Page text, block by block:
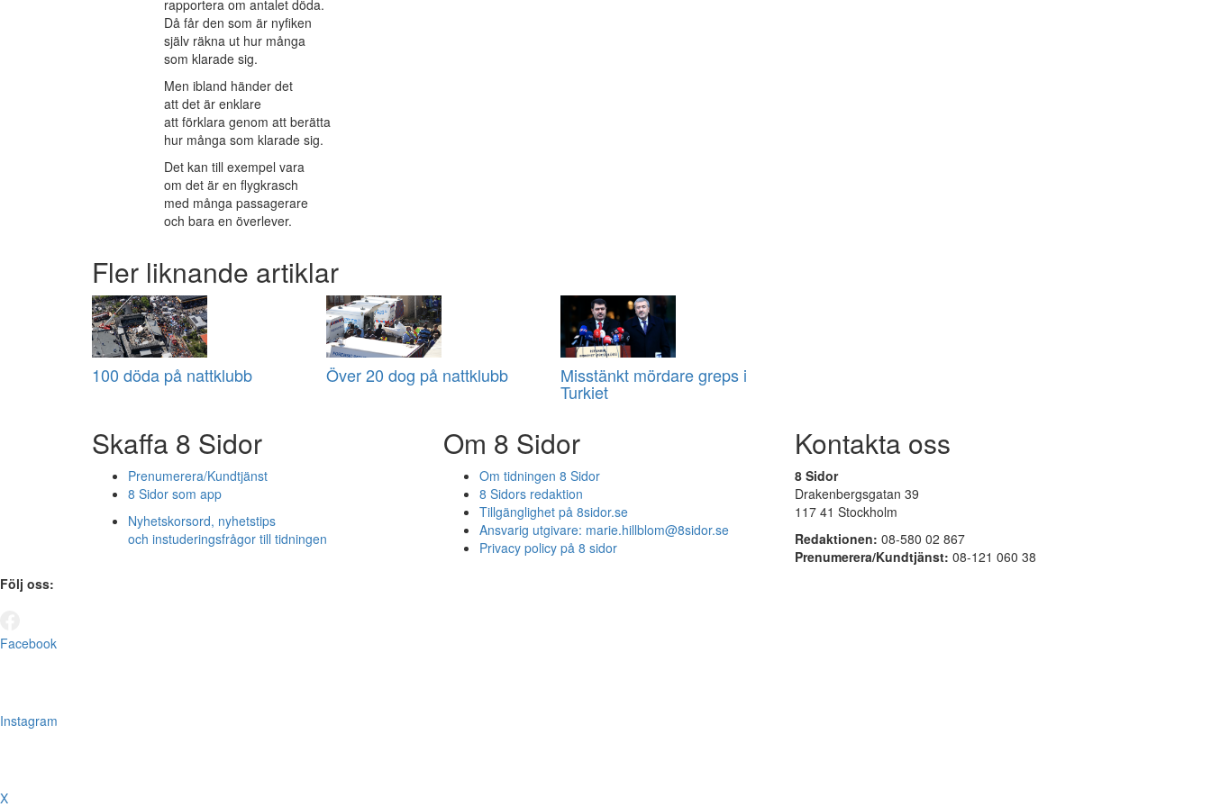
rapportera om antalet döda.
Då får den som är nyfiken
själv räkna ut hur många
som klarade sig.
Men ibland händer det
att det är enklare
att förklara genom att berätta
hur många som klarade sig.
Det kan till exempel vara
om det är en flygkrasch
med många passagerare
och bara en överlever.
Fler liknande artiklar
100 döda på nattklubb Över 20 dog på nattklubb Misstänkt mördare greps i
Turkiet
Skaffa 8 Sidor
Prenumerera/Kundtjänst
8 Sidor som app
Nyhetskorsord, nyhetstips
och instuderingsfrågor till tidningen
Om 8 Sidor
Om tidningen 8 Sidor
8 Sidors redaktion
Tillgänglighet på 8sidor.se
Ansvarig utgivare: marie.hillblom@8sidor.se
Privacy policy på 8 sidor
Kontakta oss
8 Sidor
Drakenbergsgatan 39
117 41 Stockholm
Redaktionen: 08-580 02 867
Prenumerera/Kundtjänst: 08-121 060 38
Följ oss:
Facebook
Instagram
X